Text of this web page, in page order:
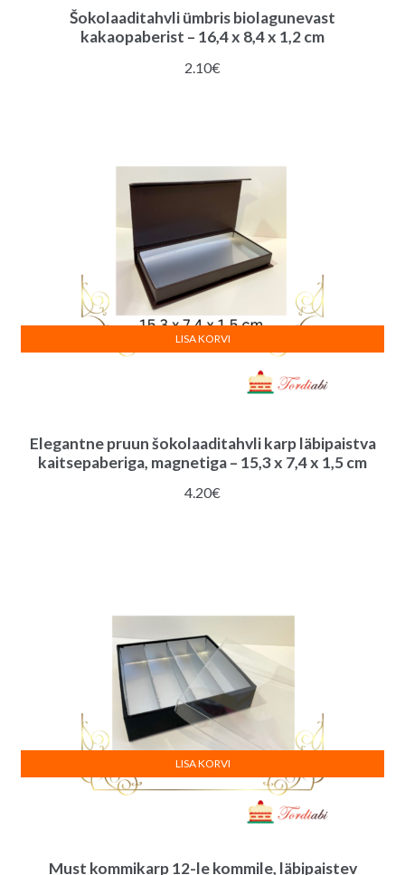
Šokolaaditahvli ümbris biolagunevast
kakaopaberist – 16,4 x 8,4 x 1,2 cm
2.10€
Elegantne pruun šokolaaditahvli karp läbipaistva
kaitsepaberiga, magnetiga – 15,3 x 7,4 x 1,5 cm
4.20€
LISA KORVI
Must kommikarp 12-le kommile, läbipaistev
LISA KORVI